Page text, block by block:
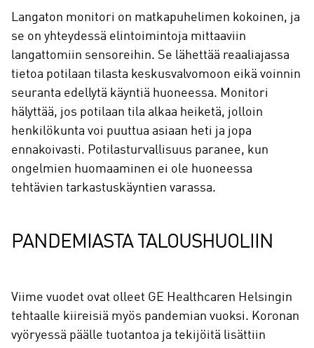
Langaton monitori on matkapuhelimen kokoinen, ja
se on yhteydessä elintoimintoja mittaaviin
langattomiin sensoreihin. Se lähettää reaaliajassa
tietoa potilaan tilasta keskusvalvomoon eikä voinnin
seuranta edellytä käyntiä huoneessa. Monitori
hälyttää, jos potilaan tila alkaa heiketä, jolloin
henkilökunta voi puuttua asiaan heti ja jopa
ennakoivasti. Potilasturvallisuus paranee, kun
ongelmien huomaaminen ei ole huoneessa
tehtävien tarkastuskäyntien varassa.
PANDEMIASTA TALOUSHUOLIIN
Viime vuodet ovat olleet GE Healthcaren Helsingin
tehtaalle kiireisiä myös pandemian vuoksi. Koronan
vyöryessä päälle tuotantoa ja tekijöitä lisättiin